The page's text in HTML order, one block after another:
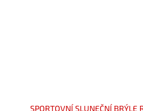
SPORTOVNÍ SLUNEČNÍ BRÝLE